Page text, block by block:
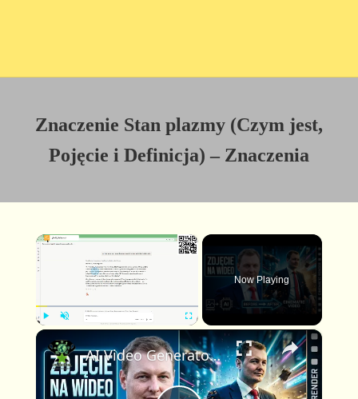
Znaczenie Stan plazmy (Czym jest,
Pojęcie i Definicja) – Znaczenia
×
l n
m
u
u
l
l
Now Playing
×
AI Video Generator: stwórz profesjonalne kinowe wideo z jednego zdjęcia i jednego promptu